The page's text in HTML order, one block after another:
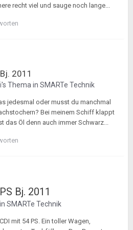
recht viel und sauge noch lange...
2011
's Thema in SMARTe Technik
jedesmal oder musst du manchmal
Bei meinem Schiff klappt
das Öl denn auch immer Schwarz...
Bj. 2011
SMARTe Technik
mit 54 PS. Ein toller Wagen,